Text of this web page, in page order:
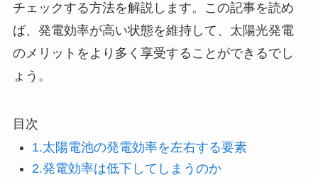
チェックする方法を解説します。この記事を読め
ば、発電効率が高い状態を維持して、太陽光発電
のメリットをより多く享受することができるでし
ょう。
目次
1.太陽電池の発電効率を左右する要素
2.発電効率は低下してしまうのか